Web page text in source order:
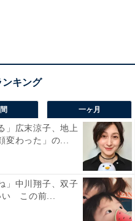
一ヶ月
」広末涼子、地上
変わった」の...
」中川翔子、双子
い この前...